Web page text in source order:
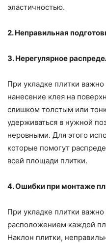
эластичностью.
2. Неправильная
3. Нерегулярное
При укладке плитки
нанесение клея на
слишком толстым или
удерживаться в нужной
неровными. Для этого
которые помогут
всей площади плитки.
4. Ошибки при монтаже
При укладке плитки
расположением каждой
Наклон плитки,